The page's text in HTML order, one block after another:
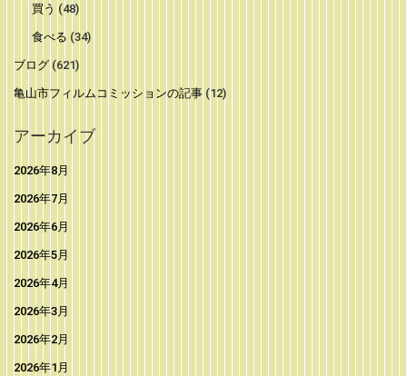
買う (48)
食べる (34)
ブログ (621)
亀山市フィルムコミッションの記事 (12)
アーカイブ
2026年8月
2026年7月
2026年6月
2026年5月
2026年4月
2026年3月
2026年2月
2026年1月